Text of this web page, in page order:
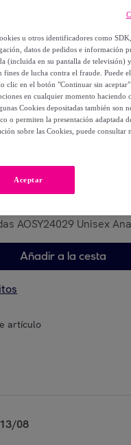
AOSY24029 Unisex
Añadir a la cesta
artículo
13/08
u otros identificadores como
datos de pedidos e información
(incluida en su pantalla de televisión)
de lucha contra el fraude. Puede
clic en el botón "Continuar sin
en cualquier momento haciendo
Cookies depositadas también son
o permiten la presentación adaptada
sobre las Cookies, puede consultar
Aceptar